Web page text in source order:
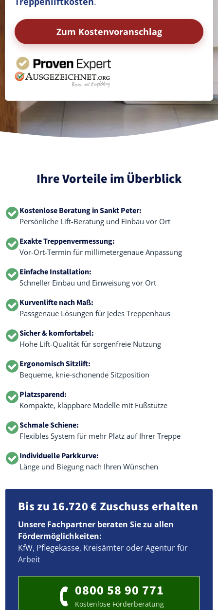
Zum Kostenvoranschlag
Ihre Vorteile im Überblick
Kostenlose Beratung in Sankt Peter:
Persönliche Lift-Beratung und Einbau vor Ort
Exakte Treppenvermessung:
Vor-Ort-Termin für millimetergenaue Anpassung
Einfache Installation:
Schneller Einbau und Einweisung vor Ort
Kurvenlifte nach Maß:
Passgenaue Lösungen für jedes Treppenhaus
Sicher & komfortabel:
Hohe Lift-Qualität für sorgenfreie Nutzung
Ergonomisch Sitzlift:
Bequeme, knie-schonende Sitzposition
Platzsparend:
Kompakte, klappbare Modelle mit Fußstütze
Schmale Schiene:
Flexibles System für mehr Platz auf Ihrer Treppe
Individuelle Parkkurve:
Länge und Biegung nach Ihren Wünschen
Bis zu 16.720 € Zuschuss erhalten
Unsere Fachpartner beraten Sie zu allen
Fördermöglichkeiten:
KfW, Pflegekasse, Kreisämter oder Agentur für
Arbeit
0800 58 90 771
Kostenlose Förderberatung